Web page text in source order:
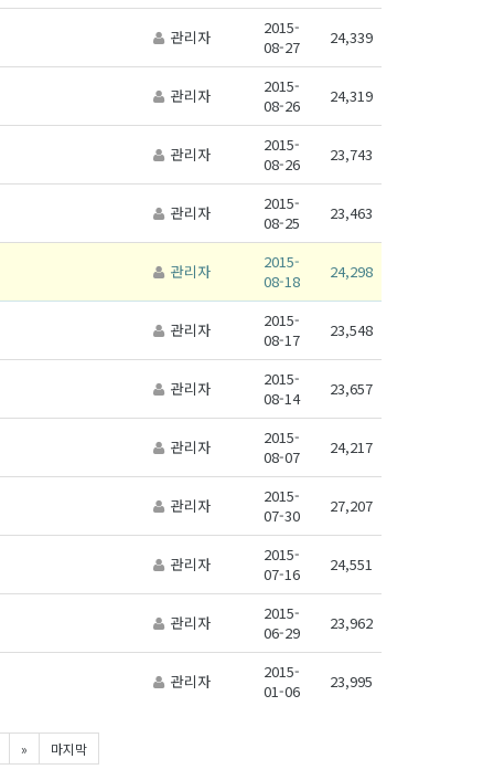
관리자
2015-
08-27
24,339
관리자
2015-
08-26
24,319
관리자
2015-
08-26
23,743
관리자
2015-
08-25
23,463
관리자
2015-
08-18
24,298
관리자
2015-
08-17
23,548
관리자
2015-
08-14
23,657
관리자
2015-
08-07
24,217
관리자
2015-
07-30
27,207
관리자
2015-
07-16
24,551
관리자
2015-
06-29
23,962
관리자
2015-
01-06
23,995
» 마지막